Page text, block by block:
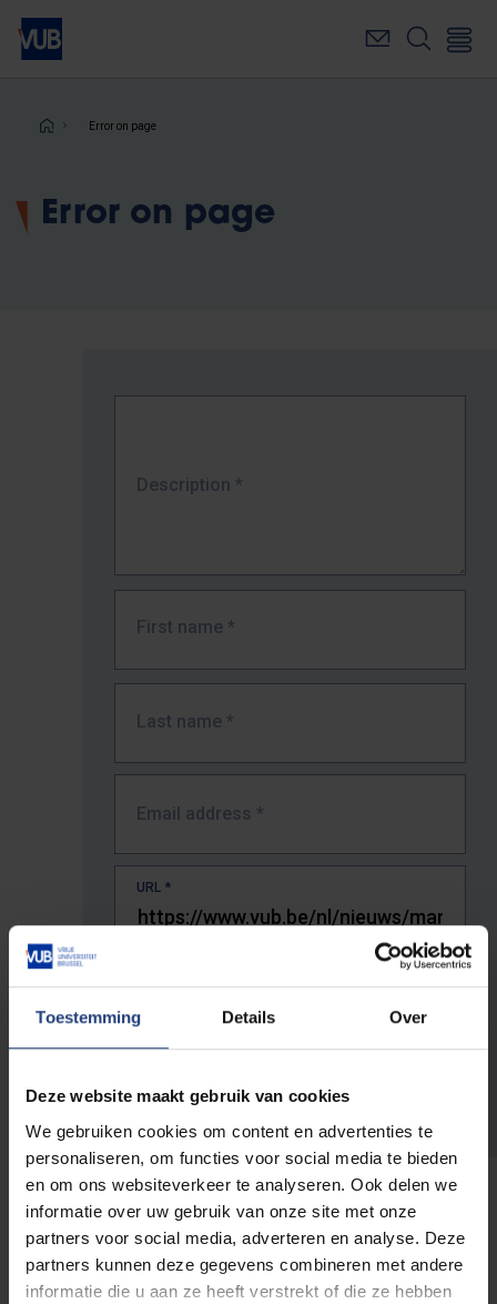
Toestemming Details Over
Deze website maakt gebruik van cookies
We gebruiken cookies om content en advertenties te
personaliseren, om functies voor social media te bieden
en om ons websiteverkeer te analyseren. Ook delen we
informatie over uw gebruik van onze site met onze
partners voor social media, adverteren en analyse. Deze
partners kunnen deze gegevens combineren met andere
informatie die u aan ze heeft verstrekt of die ze hebben
Skip
main
Breadcrumb
Error on page
Error on page
Description *
First name *
Last name *
Email address *
URL *
The full URL of the page where you encountered the error.